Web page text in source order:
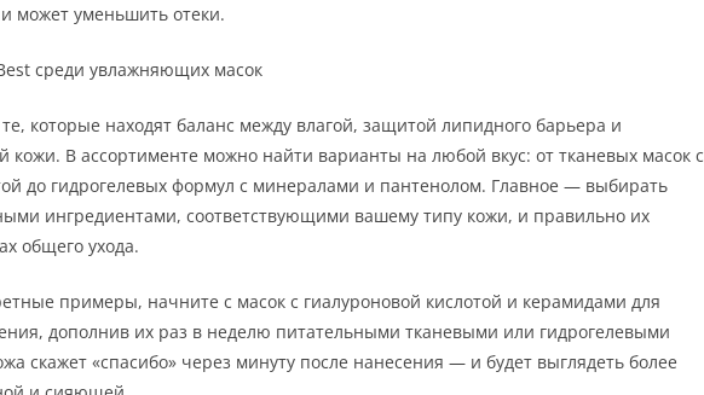
может уменьшить отеки.
среди увлажняющих масок
которые находят баланс между влагой, защитой липидного барьера и
кожи. В ассортименте можно найти варианты на любой вкус: от тканевых масок с
до гидрогелевых формул с минералами и пантенолом. Главное — выбирать
ингредиентами, соответствующими вашему типу кожи, и правильно их
общего ухода.
примеры, начните с масок с гиалуроновой кислотой и керамидами для
дополнив их раз в неделю питательными тканевыми или гидрогелевыми
скажет «спасибо» через минуту после нанесения — и будет выглядеть более